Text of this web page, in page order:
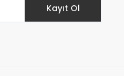
Kayıt Ol